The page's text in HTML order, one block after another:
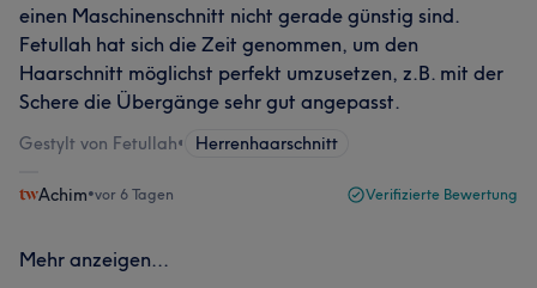
einen Maschinenschnitt nicht gerade günstig sind.
Fetullah hat sich die Zeit genommen, um den
Haarschnitt möglichst perfekt umzusetzen, z.B. mit der
Schere die Übergänge sehr gut angepasst.
Gestylt von Fetullah• Herrenhaarschnitt
Achim•vor 6 Tagen Verifizierte Bewertung
Mehr anzeigen...